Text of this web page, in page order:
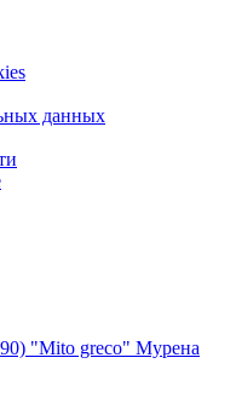
данных
"Mito greco" Мурена